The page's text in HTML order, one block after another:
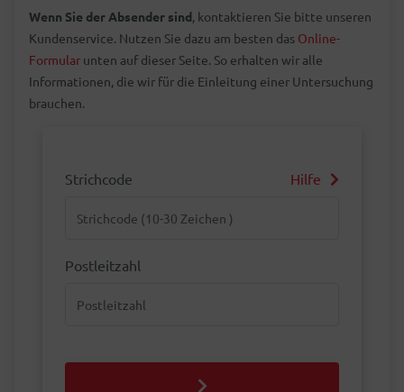
Wenn Sie der Absender sind, kontaktieren Sie bitte unseren
Kundenservice. Nutzen Sie dazu am besten das Online-
Formular unten auf dieser Seite. So erhalten wir alle
Informationen, die wir für die Einleitung einer Untersuchung
brauchen.
Strichcode
Hilfe
Postleitzahl